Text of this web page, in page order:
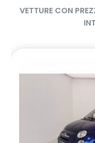
VETTURE CON